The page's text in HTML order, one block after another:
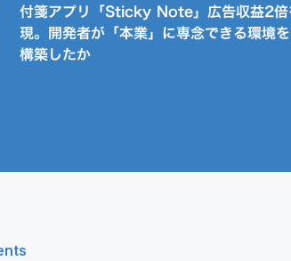
付箋アプリ「Sticky Note」広告収益2倍
現。開発者が「本業」に専念できる環境
構築したか